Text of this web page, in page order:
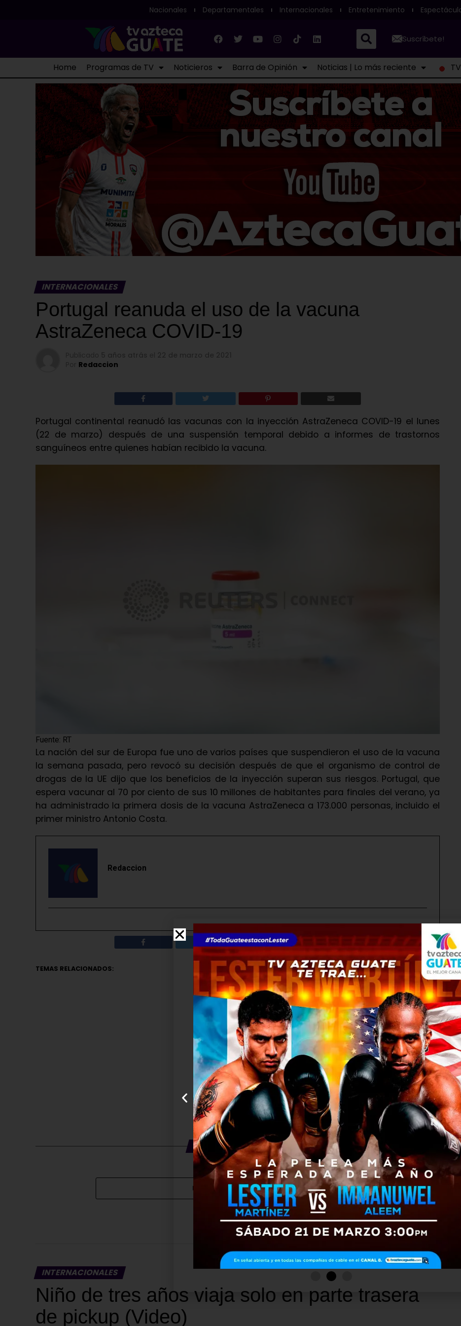
Nacionales Departamentales Internacionales Entretenimiento
Suscríbete!
Home Programas de TV Noticieros Barra de Opinión Noticias | Lo más reciente
INTERNACIONALES
Portugal reanuda el uso de la vacuna
AstraZeneca COVID-19
Redaccion
Portugal continental reanudó las vacunas con la inyección AstraZeneca COVID-19 el lunes
(22 de marzo) después de una suspensión temporal debido a informes de trastornos
sanguíneos entre quienes habían recibido la vacuna.
Fuente: RT
La nación del sur de Europa fue uno de varios países que suspendieron el uso de la vacuna
la semana pasada, pero revocó su decisión después de que el organismo de control de
drogas de la UE dijo que los beneficios de la inyección superan sus riesgos. Portugal, que
espera vacunar al 70 por ciento de sus 10 millones de habitantes para finales del verano, ya
ha administrado la primera dosis de la vacuna AstraZeneca a 173.000 personas, incluido el
primer ministro Antonio Costa.
Redaccion
TEMAS RELACIONADOS:
PUBLICIDAD
TE PUEDE INTERESAR
HAZ CLIC PARA COMENTAR
INTERNACIONALES
Niño de tres años viaja solo en parte trasera
de pickup (Video)